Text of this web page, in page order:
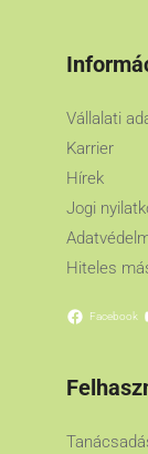
Vállalati
Karrier
Hírek
Jogi
Hiteles
Facebook